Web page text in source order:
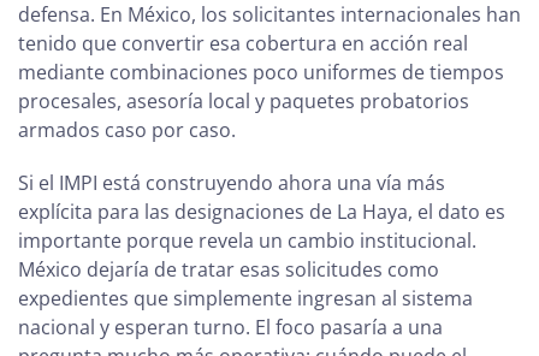
defensa. En México, los solicitantes internacionales han
tenido que convertir esa cobertura en acción real
mediante combinaciones poco uniformes de tiempos
procesales, asesoría local y paquetes probatorios
armados caso por caso.
Si el IMPI está construyendo ahora una vía más
explícita para las designaciones de La Haya, el dato es
importante porque revela un cambio institucional.
México dejaría de tratar esas solicitudes como
expedientes que simplemente ingresan al sistema
nacional y esperan turno. El foco pasaría a una